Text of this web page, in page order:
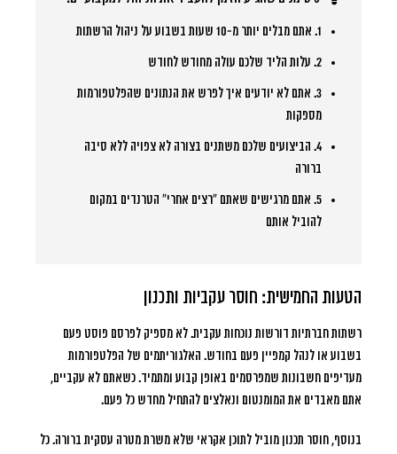
1. אתם מבלים יותר מ-10 שעות בשבוע על ניהול הרשתות
2. עלות הליד שלכם עולה מחודש לחודש
3. אתם לא יודעים איך לפרש את הנתונים שהפלטפורמות
מספקות
4. הביצועים שלכם משתנים בצורה לא צפויה ללא סיבה
ברורה
5. אתם מרגישים שאתם “רצים אחרי” הטרנדים במקום
להוביל אותם
הטעות החמישית: חוסר עקביות ותכנון
רשתות חברתיות דורשות נוכחות עקבית. לא מספיק לפרסם פוסט פעם
בשבוע או לנהל קמפיין פעם בחודש. האלגוריתמים של הפלטפורמות
מעדיפים חשבונות שמפרסמים באופן קבוע ומתמיד. כשאתם לא עקביים,
אתם מאבדים את המומנטום ונאלצים להתחיל מחדש כל פעם.
בנוסף, חוסר תכנון מוביל לתוכן אקראי שלא משרת מטרה עסקית ברורה. כל